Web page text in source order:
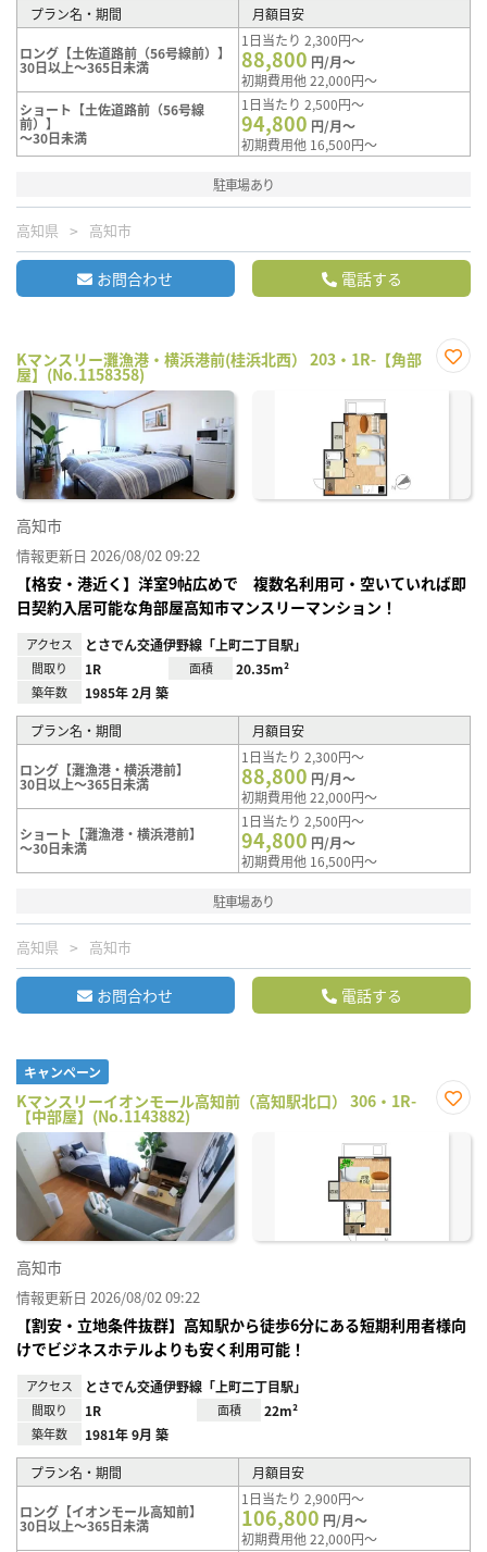
プラン名・期間 月額目安
ロング【土佐道路前（56号線前）】
30日以上～365日未満
1日当たり 2,300円～
88,800 円/月～
初期費用他 22,000円～
ショート【土佐道路前（56号線
前）】
～30日未満
1日当たり 2,500円～
94,800 円/月～
初期費用他 16,500円～
駐車場あり
高知県 高知市
お問合わせ 電話する
Kマンスリー灘漁港・横浜港前(桂浜北西） 203・1R-【角部
屋】(No.1158358)
に入
高知市
情報更新日 2026/08/02 09:22
【格安・港近く】洋室9帖広めで 複数名利用可・空いていれば即
日契約入居可能な角部屋高知市マンスリーマンション！
アクセス とさでん交通伊野線「上町二丁目駅」
間取り 1R 面積 20.35m²
築年数 1985年 2月 築
プラン名・期間 月額目安
ロング【灘漁港・横浜港前】
30日以上～365日未満
1日当たり 2,300円～
88,800 円/月～
初期費用他 22,000円～
ショート【灘漁港・横浜港前】
～30日未満
1日当たり 2,500円～
94,800 円/月～
初期費用他 16,500円～
駐車場あり
高知県 高知市
お問合わせ 電話する
キャンペーン
Kマンスリーイオンモール高知前（高知駅北口） 306・1R-
【中部屋】(No.1143882)
に入
高知市
情報更新日 2026/08/02 09:22
【割安・立地条件抜群】高知駅から徒歩6分にある短期利用者様向
けでビジネスホテルよりも安く利用可能！
アクセス とさでん交通伊野線「上町二丁目駅」
間取り 1R 面積 22m²
築年数 1981年 9月 築
プラン名・期間 月額目安
ロング【イオンモール高知前】
30日以上～365日未満
1日当たり 2,900円～
106,800 円/月～
初期費用他 22,000円～